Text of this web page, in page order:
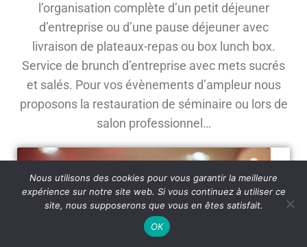
l’organisation complète d’un petit déjeuner
d’entreprise ou d’une pause déjeuner avec
livraison de plateaux-repas ou box lunch box.
Service de brunch d’entreprise avec mets sucrés
et salés. Pour vos évènements d’ampleur nous
proposons la restauration de séminaire ou lors de
salon professionnel…
Nous utilisons des cookies pour vous garantir la meilleure
expérience sur notre site web. Si vous continuez à utiliser ce
site, nous supposerons que vous en êtes satisfait.
OK